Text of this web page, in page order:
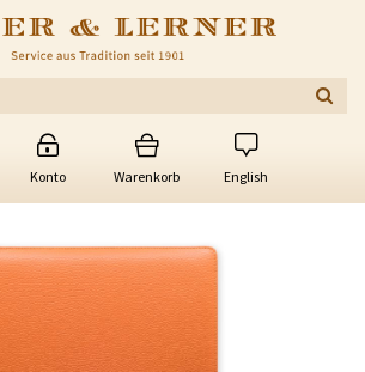
Konto Warenkorb English